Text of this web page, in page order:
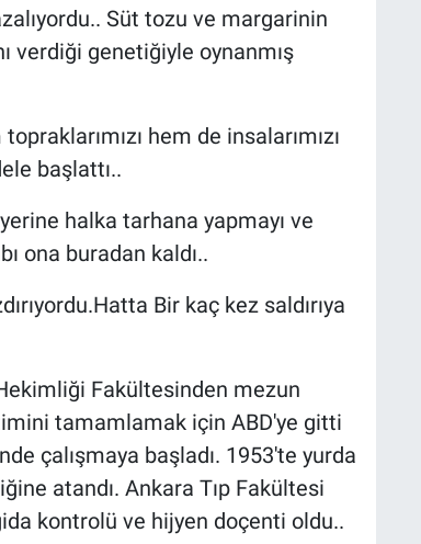
Süt tozu ve margarinin
verdiği genetiğiyle oynanmış
hem de insalarımızı
başlattı..
halka tarhana yapmayı ve
ona buradan kaldı..
Bir kaç kez saldırıya
Fakültesinden mezun
tamamlamak için ABD'ye gitti
çalışmaya başladı. 1953'te yurda
atandı. Ankara Tıp Fakültesi
kontrolü ve hijyen doçenti oldu..